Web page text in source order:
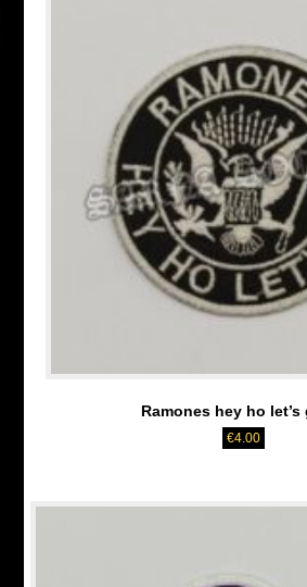
Ramones hey ho let’s
€4.00